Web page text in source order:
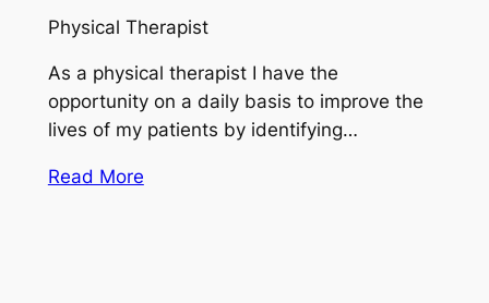
Physical Therapist
As a physical therapist I have the
opportunity on a daily basis to improve the
lives of my patients by identifying…
Read More